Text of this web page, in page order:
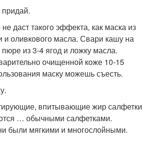
даст такого эффекта, как маска из
и оливкового масла. Свари кашу на
из 3-4 ягод и ложку масла.
очищенной коже 10-15
маску можешь съесть.
впитывающие жир салфетки
… обычными салфетками.
были мягкими и многослойными.